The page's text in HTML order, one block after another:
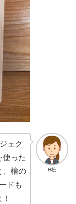
H松
ェク
使った
、檜の
ドも